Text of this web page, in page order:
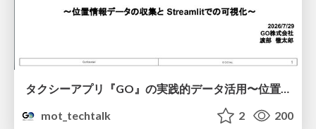
タクシーアプリ『GO』の実践的データ活用〜位置情報データの収集とStreamlitでの可視化〜
mot_techtalk
2 200